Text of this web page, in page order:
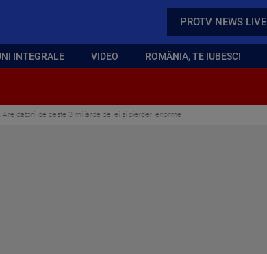
PROTV NEWS LIVE
INTEGRALE VIDEO ROMÂNIA, TE IUBESC!
datorii de peste 3 miliarde de lei și pierderi enorme